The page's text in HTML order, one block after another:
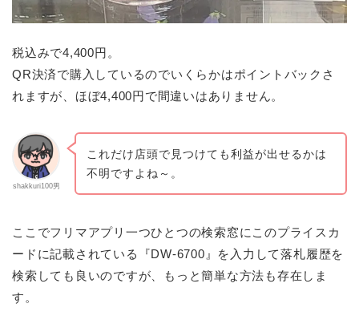
税込みで4,400円。
QR決済で購入しているのでいくらかはポイントバックさ
れますが、ほぼ4,400円で間違いはありません。
shakkuri100男
これだけ店頭で見つけても利益が出せるかは
不明ですよね～。
ここでフリマアプリ一つひとつの検索窓にこのプライスカ
ードに記載されている『DW‐6700』を入力して落札履歴を
検索しても良いのですが、もっと簡単な方法も存在しま
す。